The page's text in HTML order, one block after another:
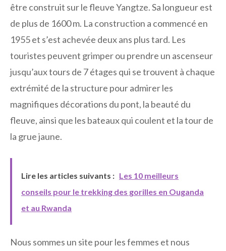
être construit sur le fleuve Yangtze. Sa longueur est
de plus de 1600 m. La construction a commencé en
1955 et s’est achevée deux ans plus tard. Les
touristes peuvent grimper ou prendre un ascenseur
jusqu’aux tours de 7 étages qui se trouvent à chaque
extrémité de la structure pour admirer les
magnifiques décorations du pont, la beauté du
fleuve, ainsi que les bateaux qui coulent et la tour de
la grue jaune.
Lire les articles suivants : Les 10 meilleurs
conseils pour le trekking des gorilles en Ouganda
et au Rwanda
Nous sommes un site pour les femmes et nous